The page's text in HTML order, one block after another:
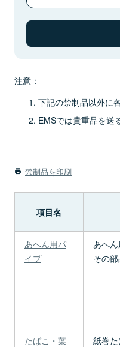
注意：
下記の禁制品以外に
EMSでは貴重品を送
禁制品を印刷
項目名
あへん用パ
イプ
あへ
その
たばこ・葉
紙巻